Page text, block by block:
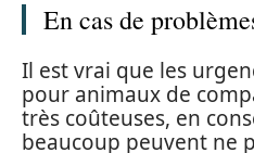
En cas de
Il est vrai que les
pour animaux de
très coûteuses, en
beaucoup peuvent ne